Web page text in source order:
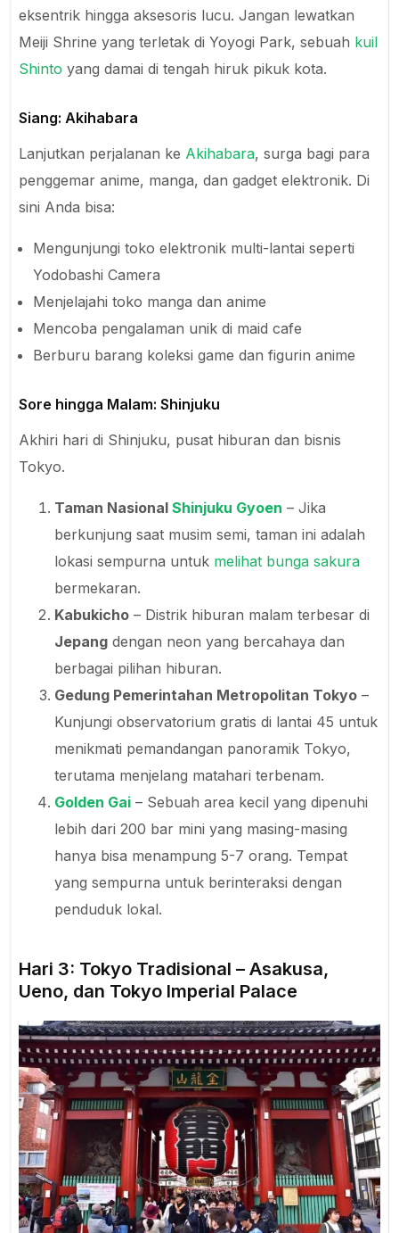
eksentrik hingga aksesoris lucu. Jangan lewatkan
Meiji Shrine yang terletak di Yoyogi Park, sebuah kuil
Shinto yang damai di tengah hiruk pikuk kota.
Siang: Akihabara
Lanjutkan perjalanan ke Akihabara, surga bagi para
penggemar anime, manga, dan gadget elektronik. Di
sini Anda bisa:
Mengunjungi toko elektronik multi-lantai seperti
Yodobashi Camera
Menjelajahi toko manga dan anime
Mencoba pengalaman unik di maid cafe
Berburu barang koleksi game dan figurin anime
Sore hingga Malam: Shinjuku
Akhiri hari di Shinjuku, pusat hiburan dan bisnis
Tokyo.
Taman NasionalShinjuku Gyoen – Jika
berkunjung saat musim semi, taman ini adalah
lokasi sempurna untuk melihat bunga sakura
bermekaran.
Kabukicho – Distrik hiburan malam terbesar di
Jepang dengan neon yang bercahaya dan
berbagai pilihan hiburan.
Gedung Pemerintahan Metropolitan Tokyo –
Kunjungi observatorium gratis di lantai 45 untuk
menikmati pemandangan panoramik Tokyo,
terutama menjelang matahari terbenam.
Golden Gai – Sebuah area kecil yang dipenuhi
lebih dari 200 bar mini yang masing-masing
hanya bisa menampung 5-7 orang. Tempat
yang sempurna untuk berinteraksi dengan
penduduk lokal.
Hari 3: Tokyo Tradisional – Asakusa,
Ueno, dan Tokyo Imperial Palace